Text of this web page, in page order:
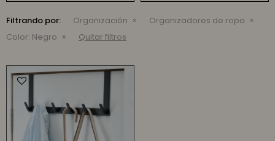
Filtrando por: Organización
Organizadores de ropa
Color: Negro Quitar filtros